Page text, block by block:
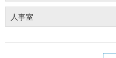
人事室